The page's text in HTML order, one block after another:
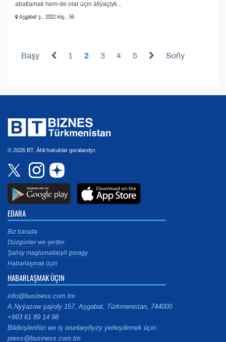
abatlamak hem-de olar üçin ätiýaçlyk...
Aşgabat ş., 2022 köç., 55
Başy 1 2 3 4 5 Soňy
© 2026 BT. Ähli hukuklar goralandyr.
EDARA
Biz barada
Düzgünler we şertler
Şahsy maglumatlaryň goragy
Habarlaşmak üçin
HABARLAŞMAK ÜÇIN
info@business.com.tm
A.Nyýazow şaýoly 157, Aşgabat, Türkmenistan, 744000
+993 61 89 14 98
Bildirişleriňizi we iş orunlaryňyzy ýerleşdirmek üçin:
press@business.com.tm